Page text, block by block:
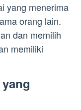
yang menerima
orang lain.
dan memilih
memiliki